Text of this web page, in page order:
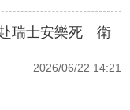
瑞士安樂死 衛
2026/06/22 14:21